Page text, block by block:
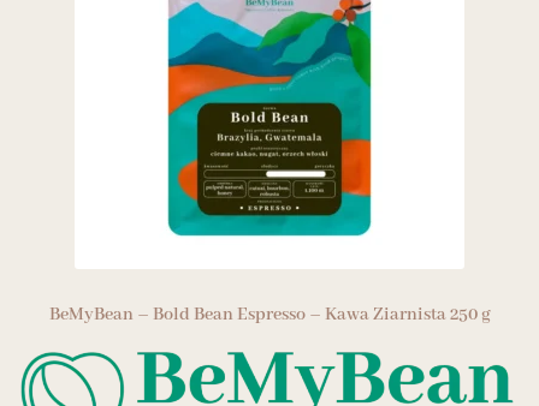
BeMyBean – Bold Bean Espresso – Kawa Ziarnista 250 g